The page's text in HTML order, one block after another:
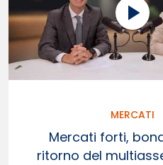
MERCATI
Mercati forti,
ritorno del